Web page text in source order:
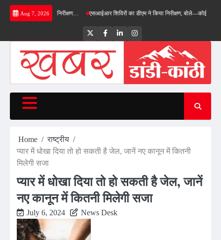
Skip
Aug 7, 2026
का डीएम ने किया निरीक्षण… एसआईआर शिविरों का डीएम ने किया निरीक्षण, बोले—कोई पात्र
TwitterFacebookLinkedInInstagram
Home
राष्ट्रीय
प्यार में धोखा दिया तो हो सकती है जेल, जानें नए कानून में कितनी
मिलेगी सजा
प्यार में धोखा दिया तो हो सकती है जेल, जानें
नए कानून में कितनी मिलेगी सजा
July 6, 2024 News Desk